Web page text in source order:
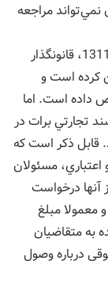
مراجعه
گفتني است در قانون تجارت ايران مصوب سال 1311، قانونگذار
كرده است و
داده است. اما
تجارتي برات در
قابل ذكر است كه
مسئولان
آنها درخواست
معمولا مبلغ
به متقاضيان
درباره وصول